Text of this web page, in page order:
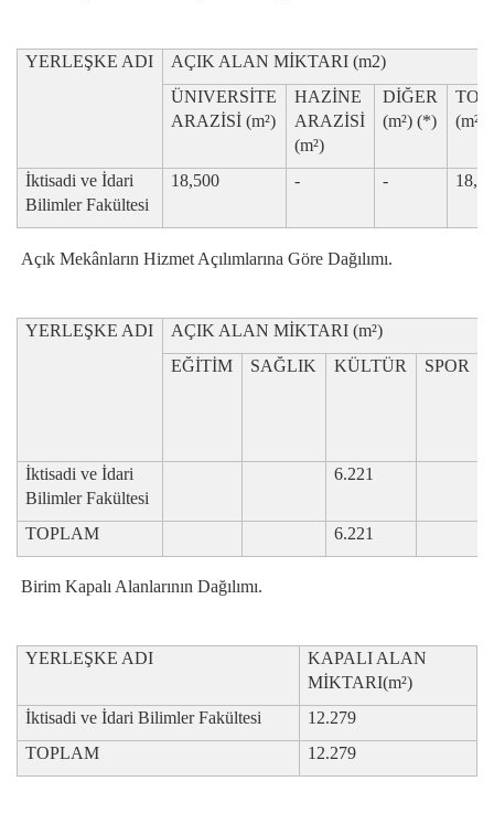
YERLEŞKE ADI
AÇIK ALAN MİKTARI (m2)
ÜNIVERSİTE
ARAZİSİ (m²)
HAZİNE
ARAZİSİ
(m²)
DİĞER
(m²) (*)
(m²)
İktisadi ve İdari
Bilimler Fakültesi
18,500 - -
Açık Mekânların Hizmet Açılımlarına Göre Dağılımı.
YERLEŞKE ADI
AÇIK ALAN MİKTARI (m²)
EĞİTİM
SAĞLIK KÜLTÜR SPOR
İktisadi ve İdari
Bilimler Fakültesi
6.221
TOPLAM 6.221
Birim Kapalı Alanlarının Dağılımı.
YERLEŞKE ADI
KAPALI ALAN
MİKTARI(m²)
İktisadi ve İdari Bilimler Fakültesi
12.279
TOPLAM
12.279